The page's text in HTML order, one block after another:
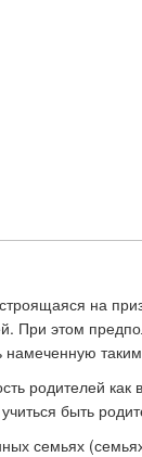
на
При этом
намеченную
родителей как
быть
семьях